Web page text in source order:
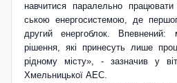
навчитися паралельно
ською енергосистемою, де
другий енергоблок. Впевнений:
рішення, які принесуть лише
рідному місту», - зазначив у
Хмельницької АЕС.